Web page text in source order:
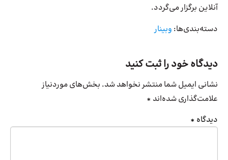
آنلاین برگزار می‌گردد.
دسته‌بندی‌ها: وبینار
دیدگاه خود را ثبت کنید
نشانی ایمیل شما منتشر نخواهد شد. بخش‌های موردنیاز
علامت‌گذاری شده‌اند *
دیدگاه *